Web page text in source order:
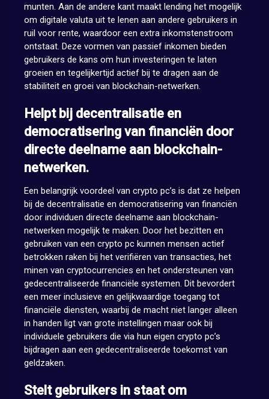
munten. Aan de andere kant maakt lending het mogelijk
om digitale valuta uit te lenen aan andere gebruikers in
ruil voor rente, waardoor een extra inkomstenstroom
ontstaat. Deze vormen van passief inkomen bieden
gebruikers de kans om hun investeringen te laten
groeien en tegelijkertijd actief bij te dragen aan de
stabiliteit en groei van blockchain-netwerken.
Helpt bij decentralisatie en
democratisering van financiën door
directe deelname aan blockchain-
netwerken.
Een belangrijk voordeel van crypto pc’s is dat ze helpen
bij de decentralisatie en democratisering van financiën
door individuen directe deelname aan blockchain-
netwerken mogelijk te maken. Door het bezitten en
gebruiken van een crypto pc kunnen mensen actief
betrokken raken bij het verifiëren van transacties, het
minen van cryptocurrencies en het ondersteunen van
gedecentraliseerde financiële systemen. Dit bevordert
een meer inclusieve en gelijkwaardige toegang tot
financiële diensten, waarbij de macht niet langer alleen
in handen ligt van grote instellingen maar ook bij
individuele gebruikers die via hun eigen crypto pc’s
bijdragen aan een gedecentraliseerde toekomst van
geldzaken.
Stelt gebruikers in staat om